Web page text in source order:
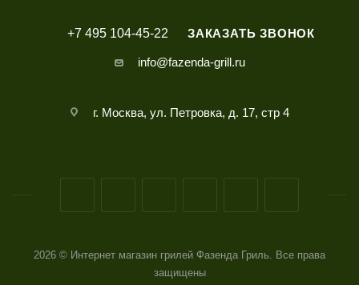
+7 495 104-45-22 ЗАКАЗАТЬ ЗВОНОК
info@fazenda-grill.ru
г. Москва, ул. Петровка, д. 17, стр 4
2026 © Интернет магазин грилей Фазенда Гриль. Все права
защищены